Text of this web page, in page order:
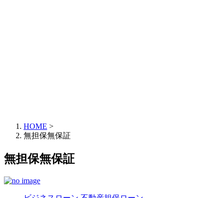
HOME >
無担保無保証
無担保無保証